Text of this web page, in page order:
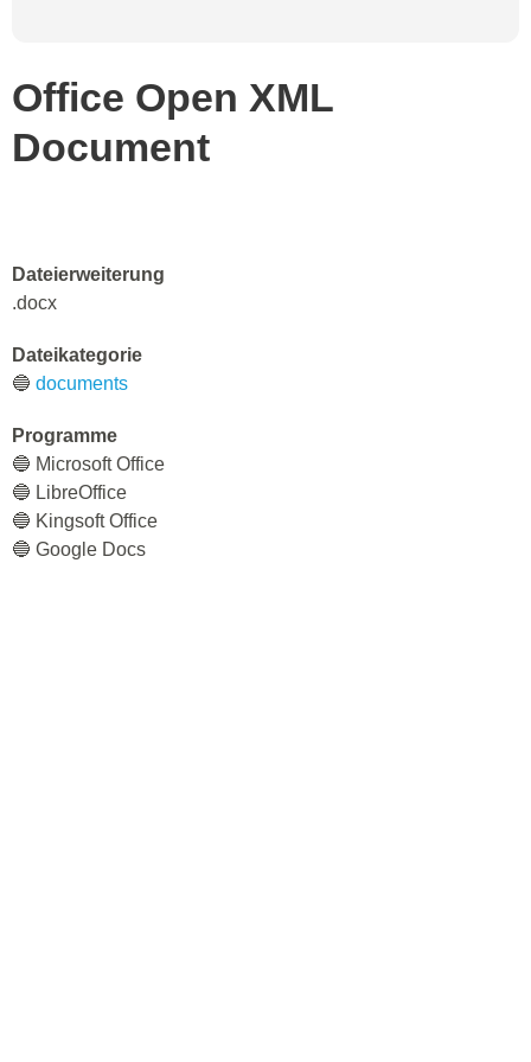
Office Open XML
Document
Dateierweiterung
.docx
Dateikategorie
🔵 documents
Programme
🔵 Microsoft Office
🔵 LibreOffice
🔵 Kingsoft Office
🔵 Google Docs